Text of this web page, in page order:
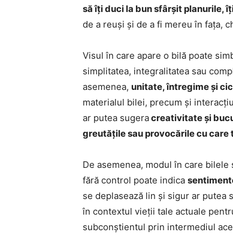
să îți duci la bun sfârșit planurile,
de a reuși și de a fi mereu în fața,
Visul în care apare o bilă poate
simplitatea, integralitatea sau
asemenea, unitate, întregime și
materialul bilei, precum și
ar putea sugeracreativitate și
greutățile sau provocările cu care
De asemenea, modul în care
fără control poate indica
se deplasează lin și sigur ar putea
în contextul vieții tale actuale
subconștientul prin intermediul